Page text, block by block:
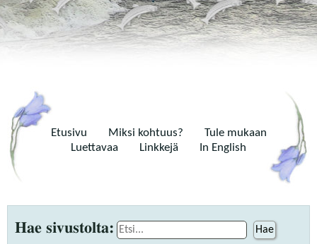
Etusivu Miksi kohtuus?
Tule mukaan
Luettavaa
Linkkejä In English
Hae sivustolta: Hae